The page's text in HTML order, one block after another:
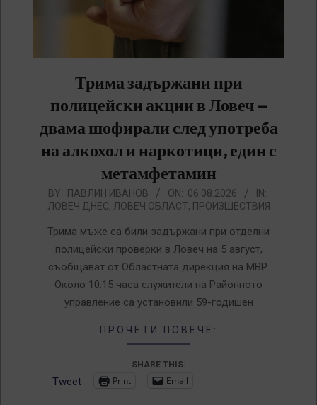
Трима задържани при
полицейски акции в Ловеч –
двама шофирали след употреба
на алкохол и наркотици, един с
метамфетамин
2026-
BY: ПАВЛИН ИВАНОВ ON: 06.08.2026
IN:
ЛОВЕЧ ДНЕС, ЛОВЕЧ ОБЛАСТ, ПРОИЗШЕСТВИЯ
Трима мъже са били задържани при отделни
полицейски проверки в Ловеч на 5 август,
съобщават от Областната дирекция на МВР.
Около 10:15 часа служители на Районното
управление са установили 59-годишен
ПРОЧЕТИ ПОВЕЧЕ:
SHARE THIS:
Tweet Print Email